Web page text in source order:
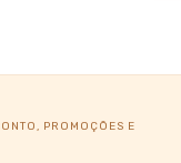
PROMOÇÕES E